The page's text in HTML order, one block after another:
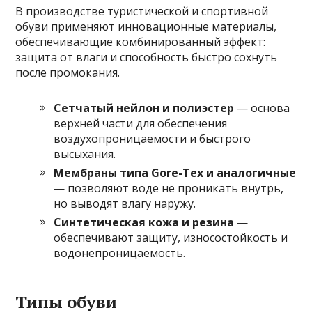
В производстве туристической и спортивной
обуви применяют инновационные материалы,
обеспечивающие комбинированный эффект:
защита от влаги и способность быстро сохнуть
после промокания.
Сетчатый нейлон и полиэстер — основа
верхней части для обеспечения
воздухопроницаемости и быстрого
высыхания.
Мембраны типа Gore-Tex и аналогичные
— позволяют воде не проникать внутрь,
но выводят влагу наружу.
Синтетическая кожа и резина —
обеспечивают защиту, износостойкость и
водонепроницаемость.
Типы обуви